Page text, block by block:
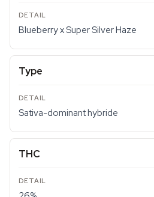
Blueberry x Super Silver Haze
Type
Sativa-dominant hybride
THC